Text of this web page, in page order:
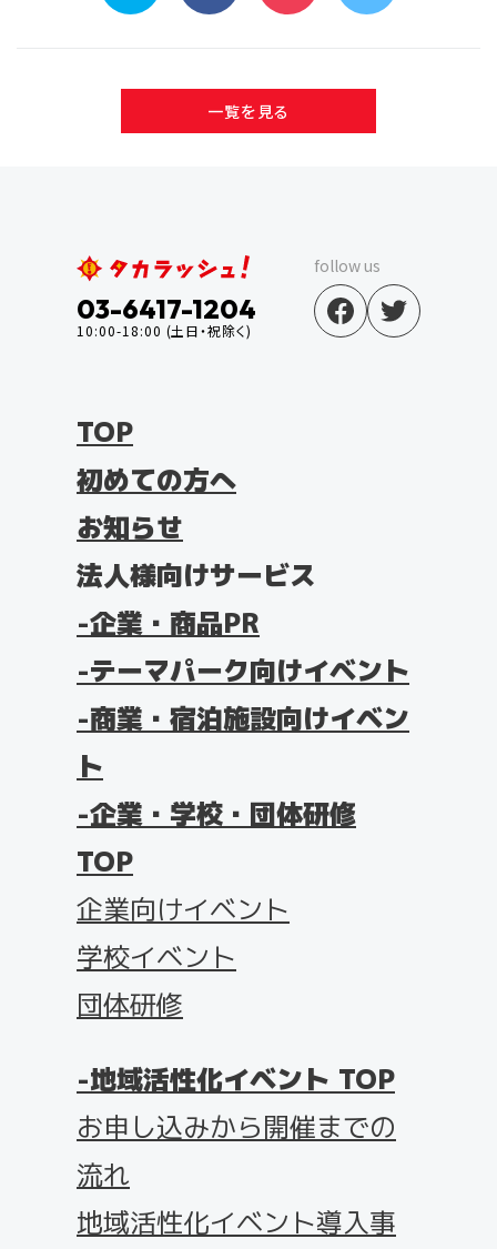
一覧を見る
03-6417-1204
10:00-18:00 (土日・祝除く)
follow us
TOP
初めての方へ
お知らせ
法人様向けサービス
企業・商品PR
テーマパーク向けイベント
商業・宿泊施設向けイベン
ト
企業・学校・団体研修
TOP
企業向けイベント
学校イベント
団体研修
地域活性化イベント TOP
お申し込みから開催までの
流れ
地域活性化イベント導入事